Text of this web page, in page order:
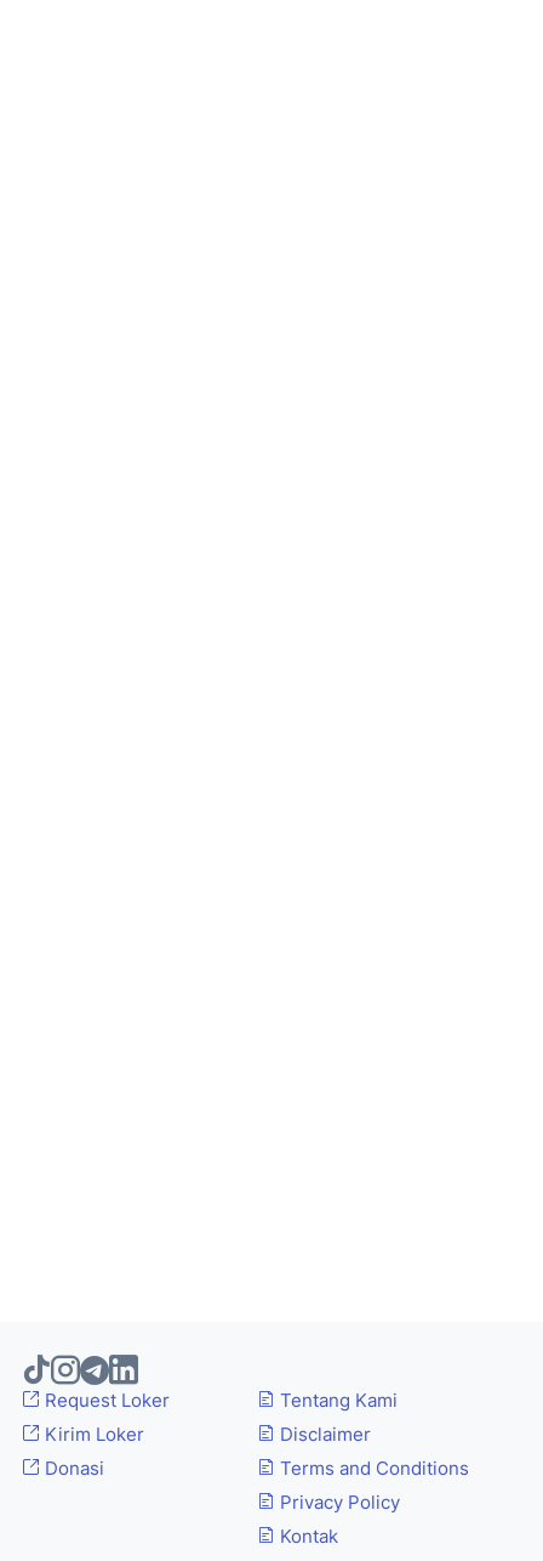
Request Loker
Kirim Loker
Donasi
Tentang Kami
Disclaimer
Terms and Conditions
Privacy Policy
Kontak